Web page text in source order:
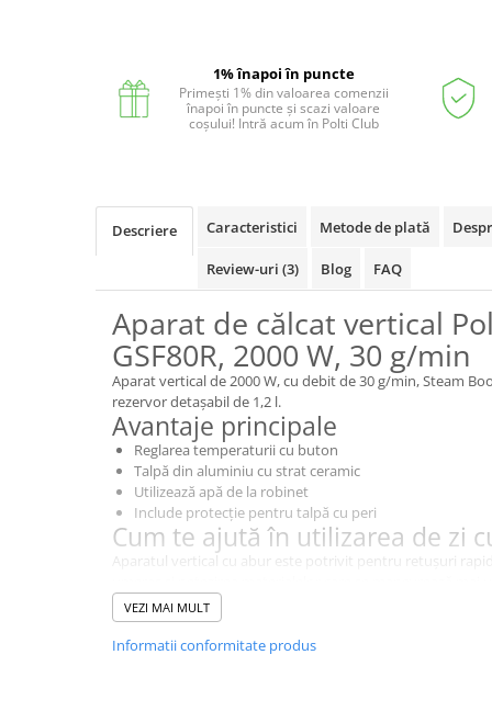
Aparate de curatat cu abur
Accesorii & Consumabile
Accesorii statii de calcat
Accesorii curatatoare cu abur
Accesorii dispozitive profesionale
Carduri Cadou
Pachete & Oferte
1% înapoi în puncte
Primești 1% din valoarea comenzii
înapoi în puncte și scazi valoare
coșului! Intră acum în Polti Club
Descriere Caracteristici Metode de plată
Review-uri (3) Blog FAQ
Aparat de călcat vertical
GSF80R, 2000 W, 30 g/min
Aparat vertical de 2000 W, cu debit de 30 g/min, Steam
rezervor detașabil de 1,2 l.
Avantaje principale
Reglarea temperaturii cu buton
Talpă din aluminiu cu strat ceramic
Utilizează apă de la robinet
Include protecție pentru talpă cu peri
Cum te ajută în utilizarea de zi
Aparatul vertical cu abur este potrivit pentru retușuri
pentru cămăși, rochii, sacouri și textile de interior
Pentru cine este potrivit?
persoane care vor retușuri rapide fără montarea mesei
VEZI MAI MULT
Informatii conformitate produs